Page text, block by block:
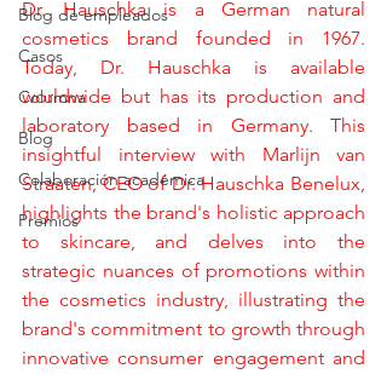
Blog de empleados
Casos
Columna
Blog
Colaboración académica
Premios
Dr. Hauschka is a German natural
cosmetics brand founded in 1967.
Today, Dr. Hauschka is available
worldwide but has its production and
laboratory based in Germany. This
insightful interview with Marlijn van
Straaten, CEO of Dr. Hauschka Benelux,
highlights the brand's holistic approach
to skincare, and delves into the
strategic nuances of promotions within
the cosmetics industry, illustrating the
brand's commitment to growth through
innovative consumer engagement and